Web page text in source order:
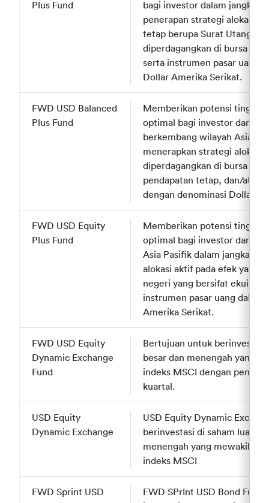
Plus Fund
FWD USD Balanced
Plus Fund
FWD USD Equity
Plus Fund
FWD USD Equity
Dynamic Exchange
Fund
USD Equity
Dynamic Exchange
FWD Sprint USD
Plus Fund
bagi investor dalam jangka
penerapan strategi alokasi
tetap berupa Surat Utang
diperdagangkan di bursa
serta instrumen pasar uang
Dollar Amerika Serikat.
FWD USD Balanced
Plus Fund
Memberikan potensi tingkat
optimal bagi investor dari
berkembang wilayah Asia
menerapkan strategi alokasi
diperdagangkan di bursa
pendapatan tetap, dan/atau
dengan denominasi Dollar
FWD USD Equity
Plus Fund
Memberikan potensi tingkat
optimal bagi investor dari
Asia Pasifik dalam jangka
alokasi aktif pada efek yang
negeri yang bersifat ekuitas
instrumen pasar uang
Amerika Serikat.
FWD USD Equity
Dynamic Exchange
Fund
Bertujuan untuk berinvestasi
besar dan menengah yang
indeks MSCI dengan
kuartal.
USD Equity
Dynamic Exchange
USD Equity Dynamic
berinvestasi di saham luar
menengah yang mewakili
indeks MSCI
FWD Sprint USD
FWD SPrInt USD Bond